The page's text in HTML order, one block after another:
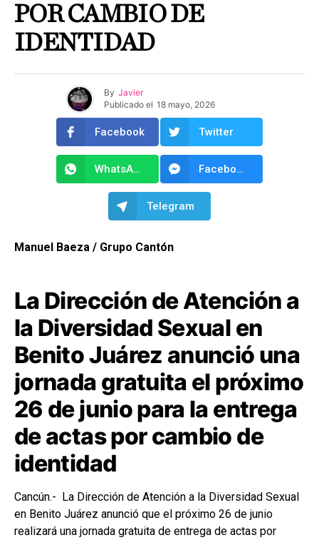
POR CAMBIO DE
IDENTIDAD
By Javier
Publicado el 18 mayo, 2026
Facebook Twitter
WhatsApp Facebook Messenger
Telegram
Manuel Baeza / Grupo Cantón
La Dirección de Atención a
la Diversidad Sexual en
Benito Juárez anunció una
jornada gratuita el próximo
26 de junio para la entrega
de actas por cambio de
identidad
Cancún.- La Dirección de Atención a la Diversidad Sexual
en Benito Juárez anunció que el próximo 26 de junio
realizará una jornada gratuita de entrega de actas por